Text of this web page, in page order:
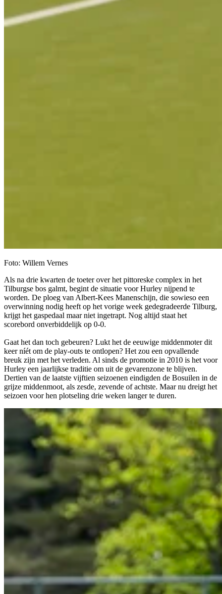
Foto: Willem Vernes
Als na drie kwarten de toeter over het pittoreske complex in het
Tilburgse bos galmt, begint de situatie voor Hurley nijpend te
worden. De ploeg van Albert-Kees Manenschijn, die sowieso een
overwinning nodig heeft op het vorige week gedegradeerde Tilburg,
krijgt het gaspedaal maar niet ingetrapt. Nog altijd staat het
scorebord onverbiddelijk op 0-0.
Gaat het dan toch gebeuren? Lukt het de eeuwige middenmoter dit
keer níét om de play-outs te ontlopen? Het zou een opvallende
breuk zijn met het verleden. Al sinds de promotie in 2010 is het voor
Hurley een jaarlijkse traditie om uit de gevarenzone te blijven.
Dertien van de laatste vijftien seizoenen eindigden de Bosuilen in de
grijze middenmoot, als zesde, zevende of achtste. Maar nu dreigt het
seizoen voor hen plotseling drie weken langer te duren.